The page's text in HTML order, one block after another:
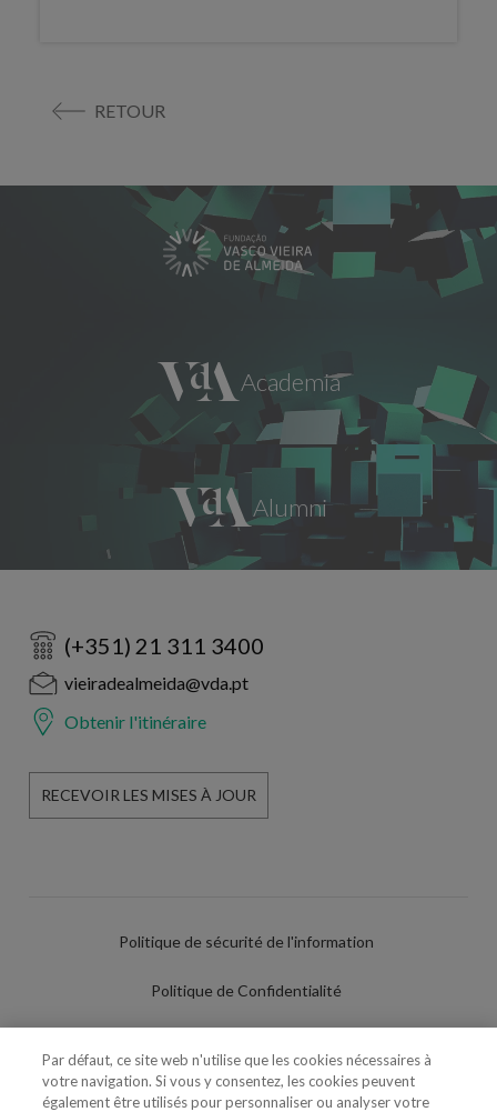
RETOUR
(+351) 21 311 3400
vieiradealmeida@vda.pt
Obtenir l'itinéraire
RECEVOIR LES MISES À JOUR
Politique de sécurité de l'information
Politique de Confidentialité
Politique de Cookies
Par défaut, ce site web n'utilise que les cookies nécessaires à
votre navigation. Si vous y consentez, les cookies peuvent
également être utilisés pour personnaliser ou analyser votre